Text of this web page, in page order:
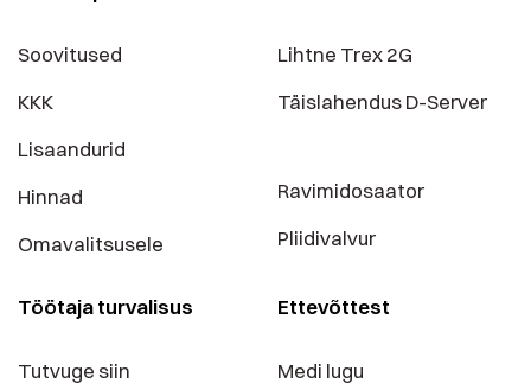
Soovitused
KKK
Lisaandurid
Hinnad
Omavalitsusele
Lihtne Trex 2G
Täislahendus D-Server
Ravimidosaator
Pliidivalvur
Töötaja turvalisus
Tutvuge siin
Ettevõttest
Medi lugu